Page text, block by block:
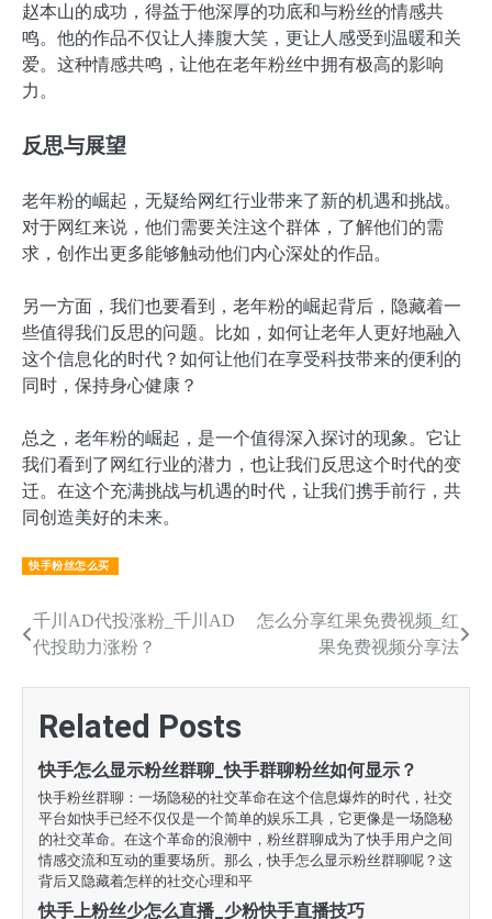
赵本山的成功，得益于他深厚的功底和与粉丝的情感共
鸣。他的作品不仅让人捧腹大笑，更让人感受到温暖和关
爱。这种情感共鸣，让他在老年粉丝中拥有极高的影响
力。
反思与展望
老年粉的崛起，无疑给网红行业带来了新的机遇和挑战。
对于网红来说，他们需要关注这个群体，了解他们的需
求，创作出更多能够触动他们内心深处的作品。
另一方面，我们也要看到，老年粉的崛起背后，隐藏着一
些值得我们反思的问题。比如，如何让老年人更好地融入
这个信息化的时代？如何让他们在享受科技带来的便利的
同时，保持身心健康？
总之，老年粉的崛起，是一个值得深入探讨的现象。它让
我们看到了网红行业的潜力，也让我们反思这个时代的变
迁。在这个充满挑战与机遇的时代，让我们携手前行，共
同创造美好的未来。
快手粉丝怎么买
文
章
航
千川AD代投涨粉_千川AD
代投助力涨粉？
怎么分享红果免费视频_红
果免费视频分享法
Related Posts
快手怎么显示粉丝群聊_快手群聊粉丝如何显示？
快手粉丝群聊：一场隐秘的社交革命在这个信息爆炸的时代，社交
平台如快手已经不仅仅是一个简单的娱乐工具，它更像是一场隐秘
的社交革命。在这个革命的浪潮中，粉丝群聊成为了快手用户之间
情感交流和互动的重要场所。那么，快手怎么显示粉丝群聊呢？这
背后又隐藏着怎样的社交心理和平
快手上粉丝少怎么直播_少粉快手直播技巧